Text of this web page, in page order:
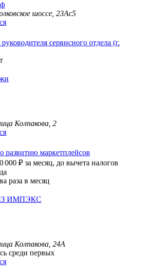
шоссе, 23Ас5
сервисного отдела (г.
Колпакова, 2
развитию маркетплейсов
000 ₽ за месяц, до вычета налогов
раза в месяц
ИМПЭКС
Колпакова, 24А
среди первых